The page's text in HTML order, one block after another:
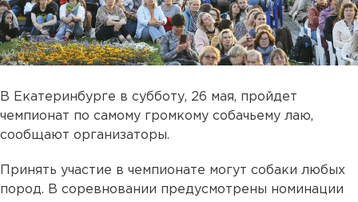
В Екатеринбурге в субботу, 26 мая, пройдет
чемпионат по самому громкому собачьему лаю,
сообщают организаторы.
Принять участие в чемпионате могут собаки любых
пород. В соревновании предусмотрены номинации